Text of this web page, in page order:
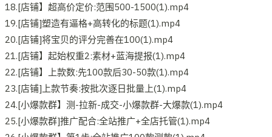
18.[店铺】超高价定价:范围500-1500(1).mp4
19.[店铺]塑造有逼格+高转化的标题(1).mp4
20.[店铺]将宝贝的评分完善在100(1).mp4
21.[店铺】起始权重2:素材+蓝海提报(1).mp4
22.[店铺】上款数:先100款后30-50款(1).mp4
23.[店铺]上款节奏:按批次逐日批量上(1).mp4
24.[小爆款群】测-拉新-成交-小爆款群-大爆款(1).mp4
25.[小爆款群]推广配合:全站推广+全店托管(1).mp4